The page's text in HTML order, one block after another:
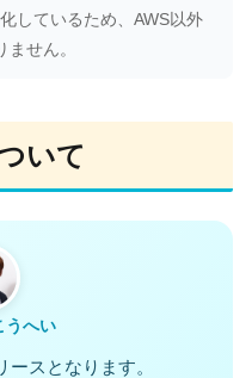
しているため、AWS以外
せん。
いて
うへい
ースとなります。